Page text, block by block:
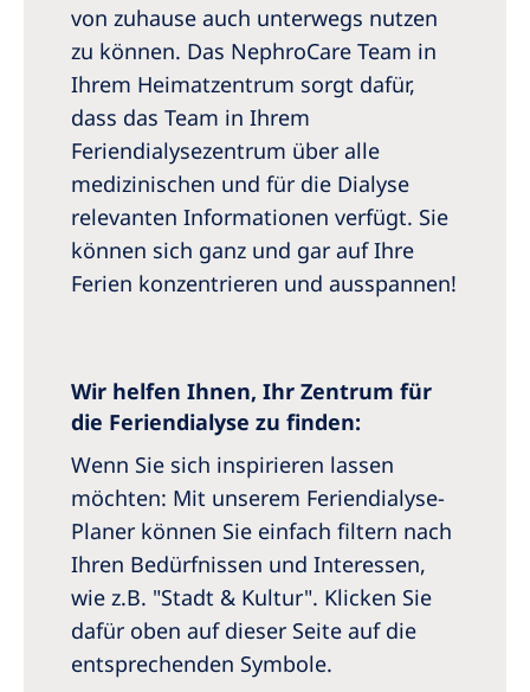
von zuhause auch unterwegs nutzen
zu können. Das NephroCare Team in
Ihrem Heimatzentrum sorgt dafür,
dass das Team in Ihrem
Feriendialysezentrum über alle
medizinischen und für die Dialyse
relevanten Informationen verfügt. Sie
können sich ganz und gar auf Ihre
Ferien konzentrieren und ausspannen!
Wir helfen Ihnen, Ihr Zentrum für
die Feriendialyse zu finden:
Wenn Sie sich inspirieren lassen
möchten: Mit unserem Feriendialyse-
Planer können Sie einfach filtern nach
Ihren Bedürfnissen und Interessen,
wie z.B. "Stadt & Kultur". Klicken Sie
dafür oben auf dieser Seite auf die
entsprechenden Symbole.